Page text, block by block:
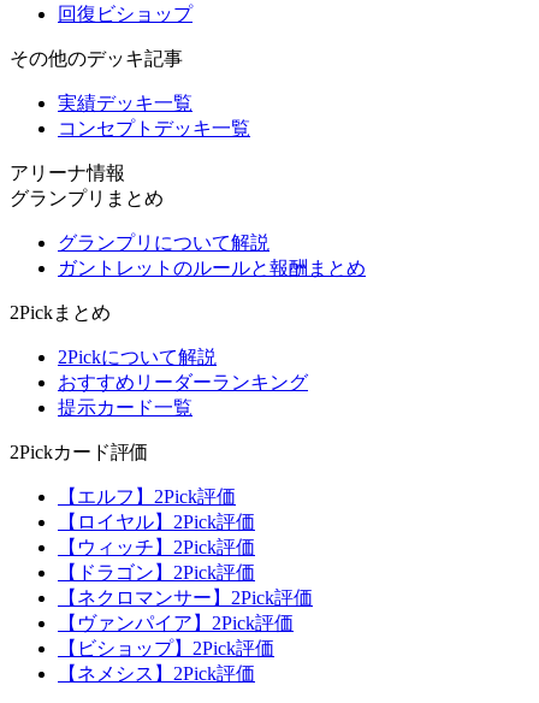
回復ビショップ
その他のデッキ記事
実績デッキ一覧
コンセプトデッキ一覧
アリーナ情報
グランプリまとめ
グランプリについて解説
ガントレットのルールと報酬まとめ
2Pickまとめ
2Pickについて解説
おすすめリーダーランキング
提示カード一覧
2Pickカード評価
【エルフ】2Pick評価
【ロイヤル】2Pick評価
【ウィッチ】2Pick評価
【ドラゴン】2Pick評価
【ネクロマンサー】2Pick評価
【ヴァンパイア】2Pick評価
【ビショップ】2Pick評価
【ネメシス】2Pick評価